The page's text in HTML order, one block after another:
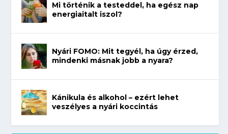
Mi történik a testeddel, ha egész nap
energiaitalt iszol?
Nyári FOMO: Mit tegyél, ha úgy érzed,
mindenki másnak jobb a nyara?
Kánikula és alkohol – ezért lehet
veszélyes a nyári koccintás